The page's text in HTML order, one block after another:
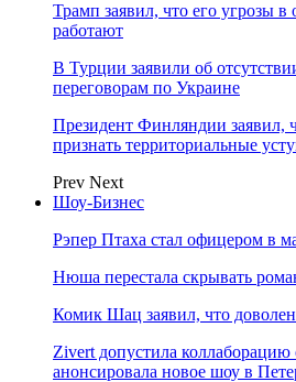
Трамп заявил, что его угрозы
работают
В Турции заявили об
переговорам по Украине
Президент Финляндии заявил,
признать территориальные
Prev Next
Шоу-Бизнес
Рэпер Птаха стал офицером в
Нюша перестала скрывать
Комик Шац заявил, что
Zivert допустила
анонсировала новое шоу в